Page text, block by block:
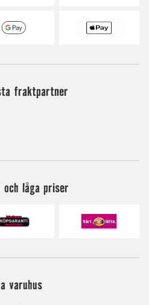
fraktpartner
och låga priser
varuhus